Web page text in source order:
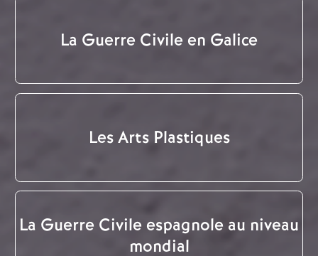
La Guerre Civile en Galice
Les Arts Plastiques
La Guerre Civile espagnole au niveau
mondial